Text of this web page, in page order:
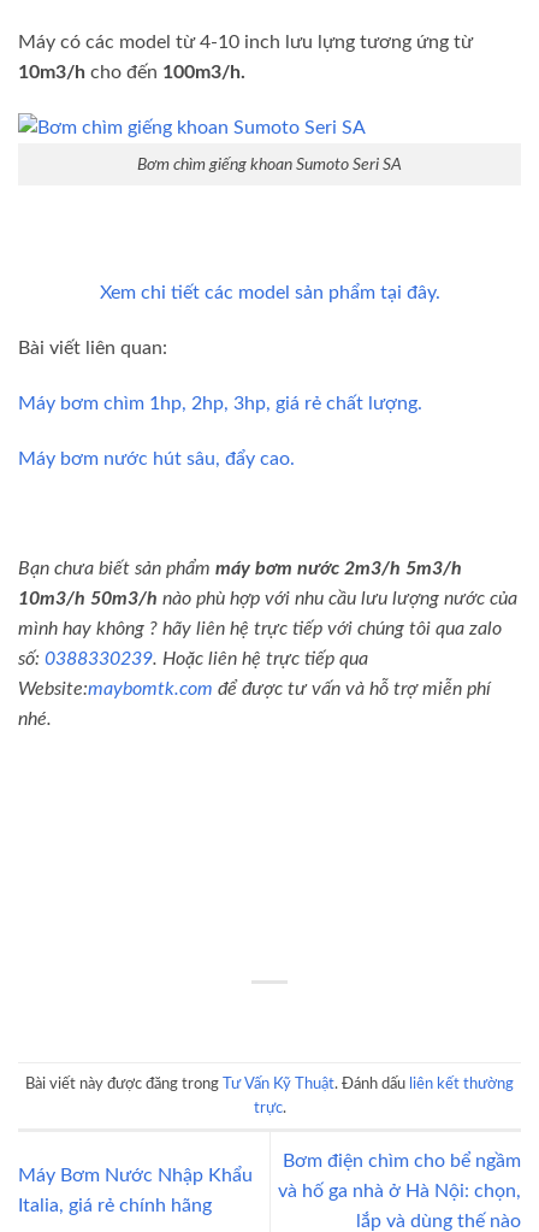
Máy có các model từ 4-10 inch lưu lựng tương ứng từ
10m3/h cho đến 100m3/h.
Bơm chìm giếng khoan Sumoto Seri SA
Xem chi tiết các model sản phẩm tại đây.
Bài viết liên quan:
Máy bơm chìm 1hp, 2hp, 3hp, giá rẻ chất lượng.
Máy bơm nước hút sâu, đẩy cao.
Bạn chưa biết sản phẩm máy bơm nước 2m3/h 5m3/h
10m3/h 50m3/h nào phù hợp với nhu cầu lưu lượng nước của
mình hay không ? hãy liên hệ trực tiếp với chúng tôi qua zalo
số: 0388330239. Hoặc liên hệ trực tiếp qua
Website:maybomtk.com để được tư vấn và hỗ trợ miễn phí
nhé.
Bài viết này được đăng trong Tư Vấn Kỹ Thuật. Đánh dấu liên kết thường
trực.
Máy Bơm Nước Nhập Khẩu
Italia, giá rẻ chính hãng
Bơm điện chìm cho bể ngầm
và hố ga nhà ở Hà Nội: chọn,
lắp và dùng thế nào